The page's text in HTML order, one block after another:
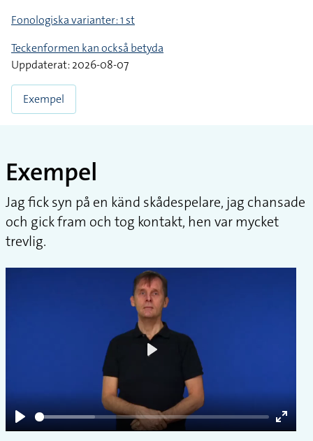
Fonologiska varianter: 1 st
Teckenformen kan också betyda
Uppdaterat: 2026-08-07
Exempel
Exempel
Jag fick syn på en känd skådespelare, jag chansade
och gick fram och tog kontakt, hen var mycket
trevlig.
Play
Enter